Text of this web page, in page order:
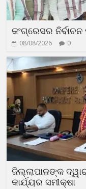
କଂଗ୍ରେସର
08/08/2026 0
ଜିଲ୍ଲାପାଳଙ୍କ
କାର୍ଯ୍ୟର ସମୀକ୍ଷା